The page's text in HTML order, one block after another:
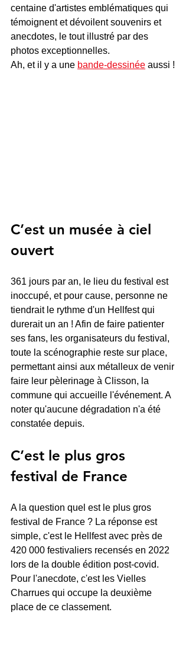
centaine d'artistes emblématiques qui
témoignent et dévoilent souvenirs et
anecdotes, le tout illustré par des
photos exceptionnelles.
Ah, et il y a une bande-dessinée aussi !
C’est un musée à ciel
ouvert
361 jours par an, le lieu du festival est
inoccupé, et pour cause, personne ne
tiendrait le rythme d'un Hellfest qui
durerait un an ! Afin de faire patienter
ses fans, les organisateurs du festival,
toute la scénographie reste sur place,
permettant ainsi aux métalleux de venir
faire leur pèlerinage à Clisson, la
commune qui accueille l'événement. A
noter qu'aucune dégradation n'a été
constatée depuis.
C’est le plus gros
festival de France
A la question quel est le plus gros
festival de France ? La réponse est
simple, c'est le Hellfest avec près de
420 000 festivaliers recensés en 2022
lors de la double édition post-covid.
Pour l'anecdote, c'est les Vielles
Charrues qui occupe la deuxième
place de ce classement.